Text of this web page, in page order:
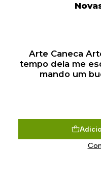
Arte Caneca
tempo dela me
mando um